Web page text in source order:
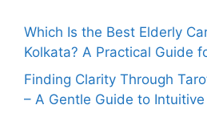
Which Is the Best Elderly
Kolkata? A Practical Guide
Finding Clarity Through
– A Gentle Guide to